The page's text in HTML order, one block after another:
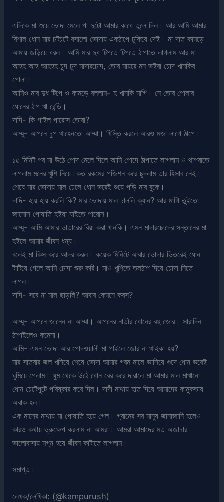
এদিকে মা শুয়ে ভোদা মেলে পা দুটো আমার কাধে তুলে দিল। আর আমি আমার
বিশাল ধোন মার চটচটে রসালো ভোদায় একঠাপে ঢুকিয়ে দেই। মা দাত কামড়ে
আমায় জড়িয়ে ধরল। আমি মার দুধ টিপতে টিপতে ঠাপাতে লাগলাম আর মা
আহহ আহ আহহহ চুদ চুদ মাদারচোদ, তোর মায়রে মন ভইরা চোদ খানকির
পোলা।
আমিও মার দুধ টিপে ও কামড়ে বললাম- হ খানকি মাগি। নে তোর পোলার
ধোনের ঠাপ খা রেন্ডি।
দাদি- কি গাইল পারোস তোরা?
আম্মু- আপনে চুপ থাহেনতো আম্মা। খিস্তি করলে আরও মজা লাগে ঠাপে।
১৫ মিনিট পর মা উঠে পোদ মেলে দিলে আমি পোদে ঠাপাতে লাগলাম ও থাপরাতে
লাগলাম মনের খুশি নিয়ে।কত রকমের পজিশন করে চুদলাম তার হিসাব নেই।
শেষে মার ভোদায় মাল ঢেলে ধোন ভরেই শুয়ে পড়ি মার বুকে।
দাদি- হায় হায় করলি কি? মার ভোদায় মাল ঢাললি ক্যান? আর মাগি তুইতো
জানোস পোয়াতি হইয়া যাইতে পারোস।
আম্মু- আমি আমার ভাতারের বিয়া করা খানকি। এমন মাদারচোদের সন্তানের মা
হইলে আমার জীবন ধন্য।
বলেই মা কিস করে আদর করল। কয়েক মিনিটে আবার ভোদার ভিতরেই ধোন
টাটিয়ে গেলে আমি চোদা শুরু করি। মাও খুশিতে তলঠাপ দিয়ে চোদা নিতে
লাগল।
দাদি- সবে না মাল ছাড়লি? আবার কেমনে করস?
আম্মু- আপনে জানেন না আম্মা। আপনের নাতীর ধোনের বহু জোর। সারাদিন
ঠাপাইলেও কমেনা।
আমি- এমন ভোদা আর পোদওয়ালী মা পাইলে জোর না থাইকা হয়?
মার সাতবার জল খসিয়ে শেষে ভোদা আমার গরম মালে ভাসিয়ে গুদে ধোন ভরেই
ঘুমিয়ে গেলাম। ঘুম থেকে উঠে ধোন বের করে দারালে মা আমার মাল মাখানো
ধোন চেটেপুটে পরিষ্কার করে দিল। দাদী মাথায় হাত দিয়ে আমাদের কামুকতায়
অবাক হল।
এক মাসের মাথায় মা পোয়াতি হয়ে গেল। গ্রামের সব মানুষ জানাজানি হলেও
কারও কথায় ভ্রুক্ষেপ করলাম না আমরা। আমরা আমাদের মত অজাচার
ভালোবাসায় মগ্ন হয়ে জীবন কাটাতে লাগলাম।
সমাপ্ত।
লেখক/লেখিকা: (@kampurush)